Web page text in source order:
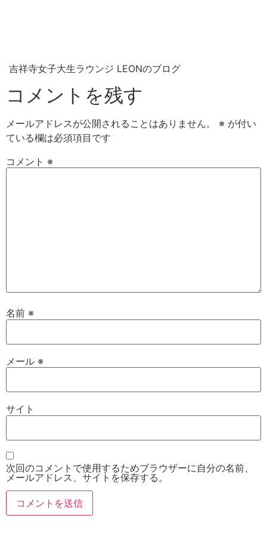
吉祥寺女子大生ラウンジ LEONのブログ
コメントを残す
メールアドレスが公開されることはありません。 ※ が付い
ている欄は必須項目です
コメント ※
名前 ※
メール ※
サイト
次回のコメントで使用するためブラウザーに自分の名前、
メールアドレス、サイトを保存する。